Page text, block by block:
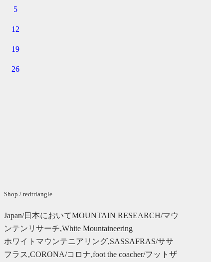
5
12
19
26
Shop / redtriangle
Japan/日本においてMOUNTAIN RESEARCH/マウ
ンテンリサーチ,White Mountaineering
ホワイトマウンテニアリング,SASSAFRAS/ササ
フラス,CORONA/コロナ,foot the coacher/フットザ